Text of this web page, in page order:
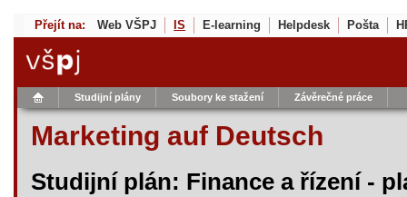
Přejít na: Web VŠPJ IS E-learning Helpdesk Pošta
Studijní plány Soubory ke stažení Závěrečné práce
Marketing auf Deutsch
Studijní plán: Finance a řízení -